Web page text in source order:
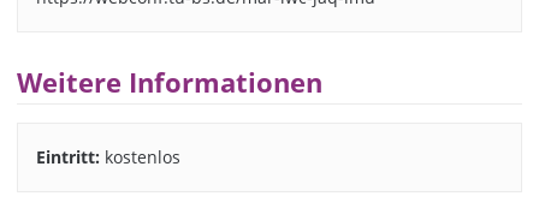
Weitere Informationen
Eintritt: kostenlos